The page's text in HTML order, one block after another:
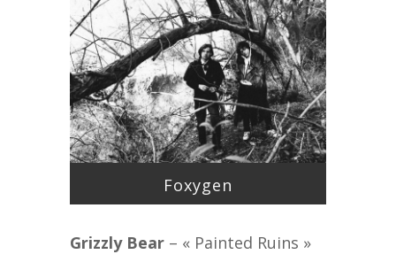
Foxygen
Grizzly Bear – « Painted Ruins »